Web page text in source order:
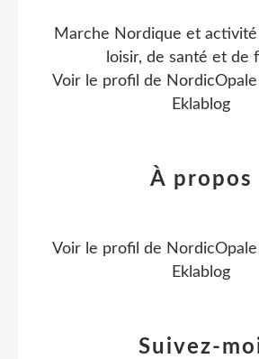
Marche Nordique et
loisir, de santé et de
Voir le profil de NordicOpale
Eklablog
Suivez-
À propos
Voir le profil de NordicOpale
Eklablog